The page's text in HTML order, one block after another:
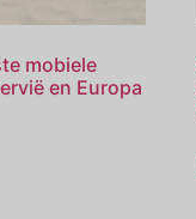
mobiele
en Europa